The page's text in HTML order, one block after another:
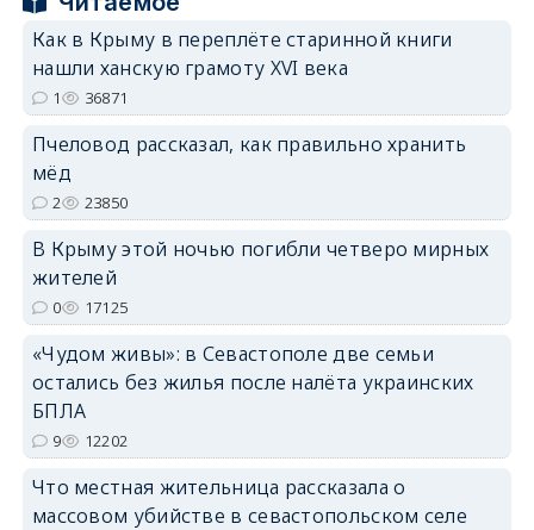
erid: 2SDnjdvhGXG
Как в Крыму в переплёте старинной книги
нашли ханскую грамоту XVI века
1 36871
Пчеловод рассказал, как правильно хранить
мёд
2 23850
В Крыму этой ночью погибли четверо мирных
жителей
0 17125
«Чудом живы»: в Севастополе две семьи
остались без жилья после налёта украинских
БПЛА
9 12202
Что местная жительница рассказала о
массовом убийстве в севастопольском селе